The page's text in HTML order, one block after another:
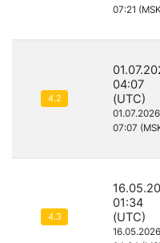
07:21
4.2
04:07
(UTC)
01.07.2026
07:07
4.3
01:34
(UTC)
16.05.2026